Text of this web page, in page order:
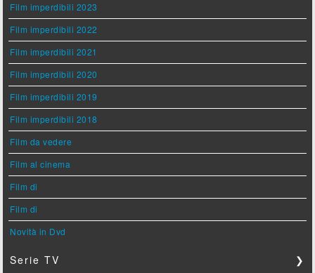
Film imperdibili 2023
Film imperdibili 2022
Film imperdibili 2021
Film imperdibili 2020
Film imperdibili 2019
Film imperdibili 2018
Film da vedere
Film al cinema
Film di
Film di
Novità in Dvd
Serie TV ❯